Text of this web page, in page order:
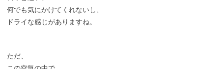
何でも気にかけてくれないし、
ドライな感じがありますね。
ただ、